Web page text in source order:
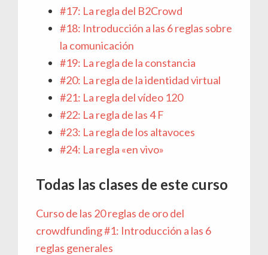
#17: La regla del B2Crowd
#18: Introducción a las 6 reglas sobre
la comunicación
#19: La regla de la constancia
#20: La regla de la identidad virtual
#21: La regla del vídeo 120
#22: La regla de las 4 F
#23: La regla de los altavoces
#24: La regla «en vivo»
Todas las clases de este curso
Curso de las 20 reglas de oro del
crowdfunding #1: Introducción a las 6
reglas generales